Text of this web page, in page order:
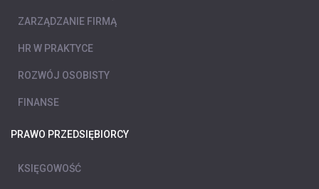
ZARZĄDZANIE FIRMĄ
HR W PRAKTYCE
ROZWÓJ OSOBISTY
FINANSE
PRAWO PRZEDSIĘBIORCY
KSIĘGOWOŚĆ